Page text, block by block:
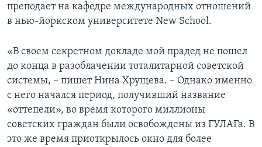
преподает на кафедре международных отношений
в нью-йоркском университете New School.
«В своем секретном докладе мой прадед не пошел
до конца в разоблачении тоталитарной советской
системы, – пишет Нина Хрущева. – Однако именно
с него начался период, получивший название
«оттепели», во время которого миллионы
советских граждан были освобождены из ГУЛАГа. В
это же время приоткрылось окно для более